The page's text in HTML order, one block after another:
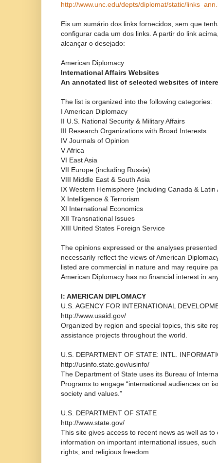
http://www.unc.edu/depts/diplomat/static/
Eis um sumário dos links fornecidos, sem que
configurar cada um dos links. A partir do link
alcançar o desejado:
American Diplomacy
International Affairs Websites
An annotated list of selected websites of
The list is organized into the following categories:
I American Diplomacy
II U.S. National Security & Military Affairs
III Research Organizations with Broad Interests
IV Journals of Opinion
V Africa
VI East Asia
VII Europe (including Russia)
VIII Middle East & South Asia
IX Western Hemisphere (including Canada & Latin
X Intelligence & Terrorism
XI International Economics
XII Transnational Issues
XIII United States Foreign Service
The opinions expressed or the analyses
necessarily reflect the views of American
listed are commercial in nature and may require
American Diplomacy has no financial interest in
I: AMERICAN DIPLOMACY
U.S. AGENCY FOR INTERNATIONAL
http://www.usaid.gov/
Organized by region and special topics, this site
assistance projects throughout the world.
U.S. DEPARTMENT OF STATE: INTL.
http://usinfo.state.gov/usinfo/
The Department of State uses its Bureau of
Programs to engage “international audiences on
society and values.”
U.S. DEPARTMENT OF STATE
http://www.state.gov/
This site gives access to recent news as well as
information on important international issues,
rights, and religious freedom.